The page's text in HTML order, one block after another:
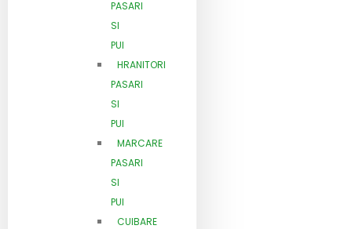
PASARI
SI
PUI
HRANITORI
PASARI
SI
PUI
MARCARE
PASARI
SI
PUI
CUIBARE